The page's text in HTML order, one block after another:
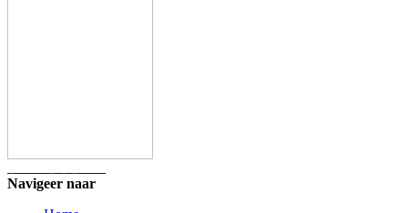
Navigeer naar